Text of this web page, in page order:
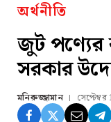
অর্থনীতি
জুট পণ্যের
সরকার
মনিরুজ্জামান